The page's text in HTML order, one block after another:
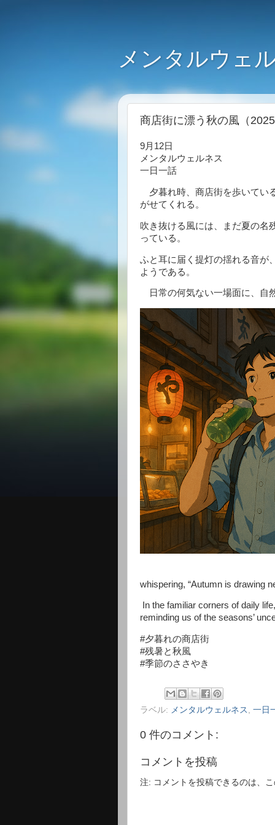
メンタルウェ
商店街に漂う秋の風（
9月12日
メンタルウェルネス
一日一話
夕暮れ時、商店街を歩いてい
がせてくれる。
吹き抜ける風には、まだ夏の名
っている。
ふと耳に届く提灯の揺れる音が
ようである。
日常の何気ない一場面に、自
whispering, “Autumn is drawing
In the familiar corners of daily
reminding us of the seasons’
#夕暮れの商店街
#残暑と秋風
#季節のささやき
ラベル: メンタルウェルネス 一日
0 件のコメント:
コメントを投稿
注: コメントを投稿できるのは、